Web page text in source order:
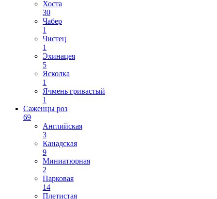
Хоста
30
Чабер
1
Чистец
1
Эхинацея
5
Ясколка
1
Ячмень гривастый
1
Саженцы роз
69
Английская
3
Канадская
9
Миниатюрная
2
Парковая
14
Плетистая